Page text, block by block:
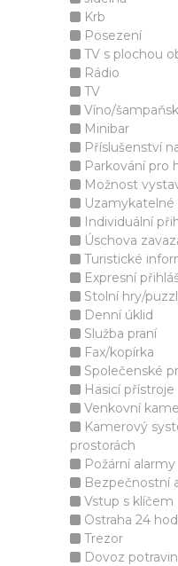
Krb
Posezení
TV s plochou
Rádio
TV
Víno/
Minibar
Příslušenství
Parkování pro
Možnost
Uzamykatelné
Individuální
Úschova
Turistické
Expresní
Stolní hry/
Denní úklid
Služba praní
Fax/kopírka
Společenské
Hasicí přístroje
Venkovní
Kamerový
prostorách
Požární alarmy
Bezpečnostní
Vstup s klíčem
Ostraha 24
Trezor
Dovoz potravin